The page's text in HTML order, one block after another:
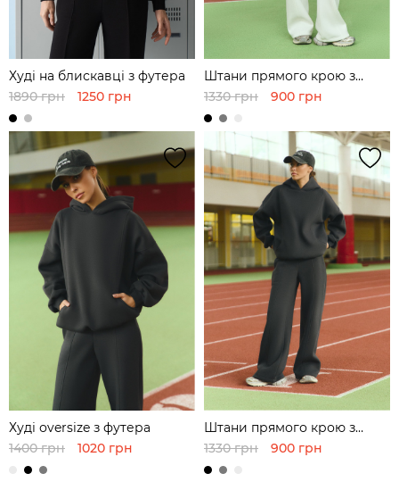
Худі на блискавці з футера
1890 грн
1250 грн
Штани прямого крою з
футера
1330 грн 900 грн
Худі оversize з футера
1400 грн
1020 грн
Штани прямого крою з
футера
1330 грн 900 грн